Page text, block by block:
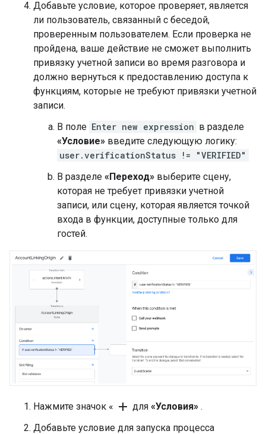
Добавьте условие, которое проверяет, является
ли пользователь, связанный с беседой,
проверенным пользователем. Если проверка не
пройдена, ваше действие не сможет выполнить
привязку учетной записи во время разговора и
должно вернуться к предоставлению доступа к
функциям, которые не требуют привязки учетной
записи.
В поле Enter new expression в разделе
«Условие» введите следующую логику:
user.verificationStatus != "VERIFIED"
В разделе «Переход» выберите сцену,
которая не требует привязки учетной
записи, или сцену, которая является точкой
входа в функции, доступные только для
гостей.
Нажмите значок « add для «Условия» .
Добавьте условие для запуска процесса